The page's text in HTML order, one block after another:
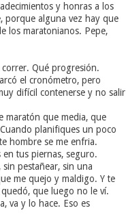
y honras a los
porque alguna vez hay que
los maratonianos. Pepe,
correr. Qué progresión.
el cronómetro, pero
difícil contenerse y no salir
maratón que media, que
planifiques un poco
hombre se me enfria.
en tus piernas, seguro.
pestañear, sin una
me quejo y maldigo. Y te
que luego no le ví.
va y lo hace. Eso es